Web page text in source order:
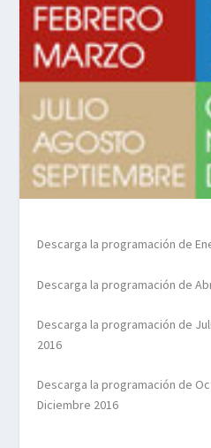
Descarga la programación de
Descarga la programación de
Descarga la programación de
2016
Descarga la programación de
Diciembre 2016